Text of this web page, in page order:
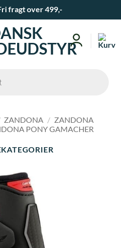
fragt over 499,-
ZANDONA / ZANDONA
PONY GAMACHER